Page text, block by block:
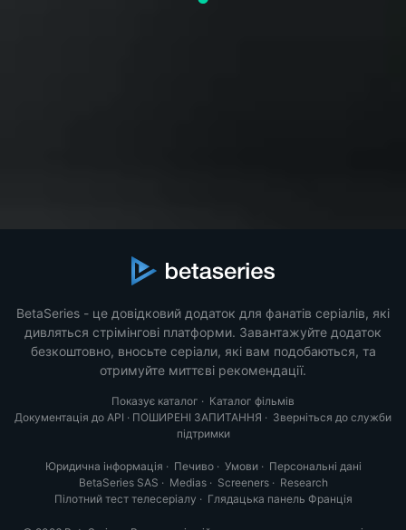
BetaSeries - це довідковий додаток для фанатів серіалів, які
дивляться стрімінгові платформи. Завантажуйте додаток
безкоштовно, вносьте серіали, які вам подобаються, та
отримуйте миттєві рекомендації.
Показує каталог · Каталог фільмів
Документація до API · ПОШИРЕНІ ЗАПИТАННЯ · Зверніться до служби
підтримки
Юридична інформація · Печиво· Умови· Персональні дані
BetaSeries SAS · Medias· Screeners· Research
Пілотний тест телесеріалу · Глядацька панель Франція